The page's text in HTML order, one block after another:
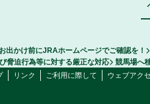
お出かけ前にJRAホームページでご確認を！
脅迫行為等に対する厳正な対応
競馬場へ
リンク ご利用に際して ウェブアク